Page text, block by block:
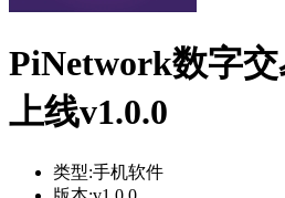
PiNetwork数字
上线v1.0.0
类型:手机软件